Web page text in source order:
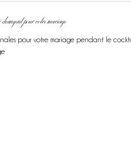
pour votre mariage
pour votre mariage pendant le